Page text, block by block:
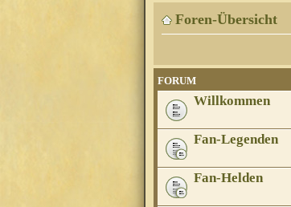
Foren-Übersicht
FORUM
Willkommen
Fan-Legenden
Fan-Helden